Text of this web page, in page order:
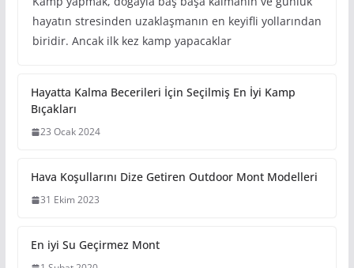
Kamp yapmak, doğayla baş başa kalmanın ve günlük
hayatın stresinden uzaklaşmanın en keyifli yollarından
Hayatta Kalma Becerileri İçin Seçilmiş En İyi Kamp
Bıçakları
Hava Koşullarını Dize Getiren Outdoor Mont Modelleri
En iyi Su Geçirmez Mont